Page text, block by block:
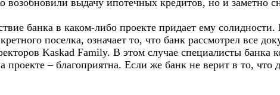
банка в каком-либо проекте придает ему
поселка, означает то, что банк рассмотрел все
Kaskad Family. В этом случае специалисты банка
проекте – благоприятна. Если же банк не верит в то, что